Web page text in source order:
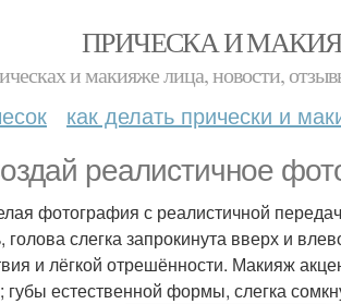
ПРИЧЕСКА И
и макияже лица, новости,
как делать прически и
реалистичное
фотография с реалистичной
слегка запрокинута вверх и
и лёгкой отрешённости. Макияж
губы естественной формы, слегка